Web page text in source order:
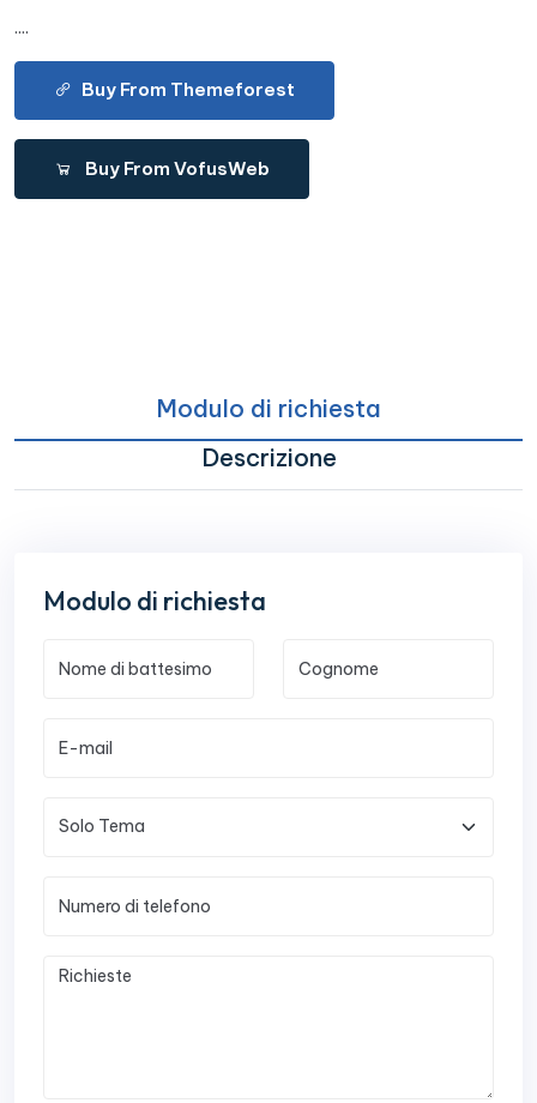
....
Buy From Themeforest
Buy From VofusWeb
Modulo di richiesta
Descrizione
Modulo di richiesta